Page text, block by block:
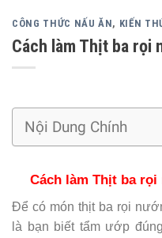
CÔNG THỨC NẤU ĂN, KIẾN
Cách làm Thịt ba rọi
Nội Dung Chính
Cách làm Thịt ba
Để có món thịt ba rọi
là bạn biết tẩm ướp